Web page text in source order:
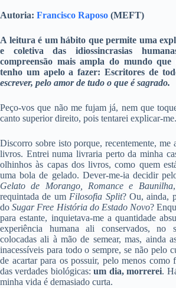
Autoria: Francisco Raposo (MEFT)
A leitura é um hábito que permite uma
e coletiva das idiossincrasias
compreensão mais ampla do mundo
tenho um apelo a fazer: Escritores de
escrever, pelo amor de tudo o que é sagrado.
Peço-vos que não me fujam já, nem que
canto superior direito, pois tentarei explicar-me.
Discorro sobre isto porque, recentemente, me
livros. Entrei numa livraria perto da minha
olhinhos às capas dos livros, como quem
uma bola de gelado. Dever-me-ia decidir
Gelato de Morango, Romance e Baunilha
requintada de um Filosofia Split? Ou, ainda,
doSugar Free História do Estado Novo?
para estante, inquietava-me a quantidade
experiência humana ali conservados, no
colocadas ali à mão de semear, mas, ainda
inacessíveis para todo o sempre, se não pelo
de acartar para os possuir, pelo menos como
das verdades biológicas:um dia, morrerei.
minha vida é demasiado curta.